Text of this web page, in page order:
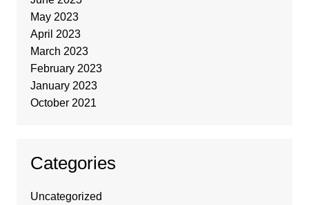
May 2023
April 2023
March 2023
February 2023
January 2023
October 2021
Categories
Uncategorized